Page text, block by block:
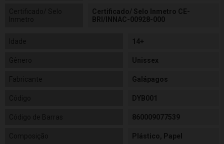
Certificado/ Selo Inmetro CE-
BRI/INNAC-00928-000
14+
Unissex
Galápagos
DYB001
860009077539
Plástico, Papel